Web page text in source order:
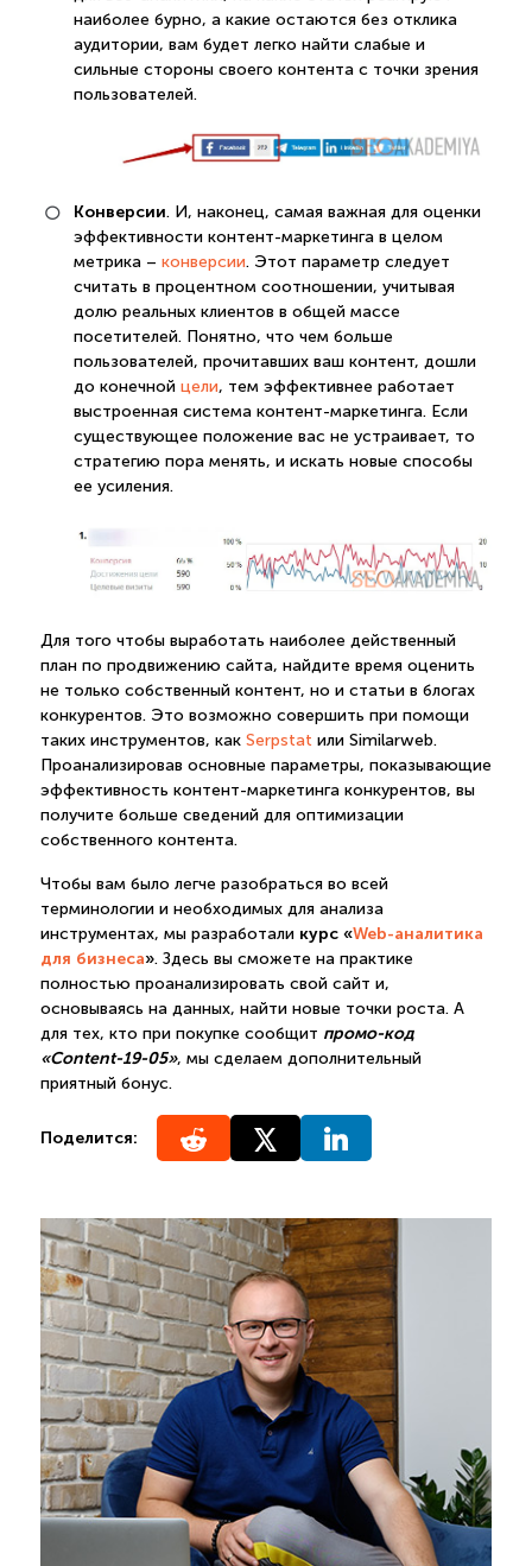
наиболее бурно, а какие остаются без отклика
аудитории, вам будет легко найти слабые и
сильные стороны своего контента с точки зрения
пользователей.
Конверсии. И, наконец, самая важная для оценки
эффективности контент-маркетинга в целом
метрика – конверсии. Этот параметр следует
считать в процентном соотношении, учитывая
долю реальных клиентов в общей массе
посетителей. Понятно, что чем больше
пользователей, прочитавших ваш контент, дошли
до конечной цели, тем эффективнее работает
выстроенная система контент-маркетинга. Если
существующее положение вас не устраивает, то
стратегию пора менять, и искать новые способы
ее усиления.
Для того чтобы выработать наиболее действенный
план по продвижению сайта, найдите время оценить
не только собственный контент, но и статьи в блогах
конкурентов. Это возможно совершить при помощи
таких инструментов, как Serpstat или Similarweb.
Проанализировав основные параметры, показывающие
эффективность контент-маркетинга конкурентов, вы
получите больше сведений для оптимизации
собственного контента.
Чтобы вам было легче разобраться во всей
терминологии и необходимых для анализа
инструментах, мы разработали курс «Web-аналитика
для бизнеса». Здесь вы сможете на практике
полностью проанализировать свой сайт и,
основываясь на данных, найти новые точки роста. А
для тех, кто при покупке сообщит промо-код
«Content-19-05», мы сделаем дополнительный
приятный бонус.
Поделится: